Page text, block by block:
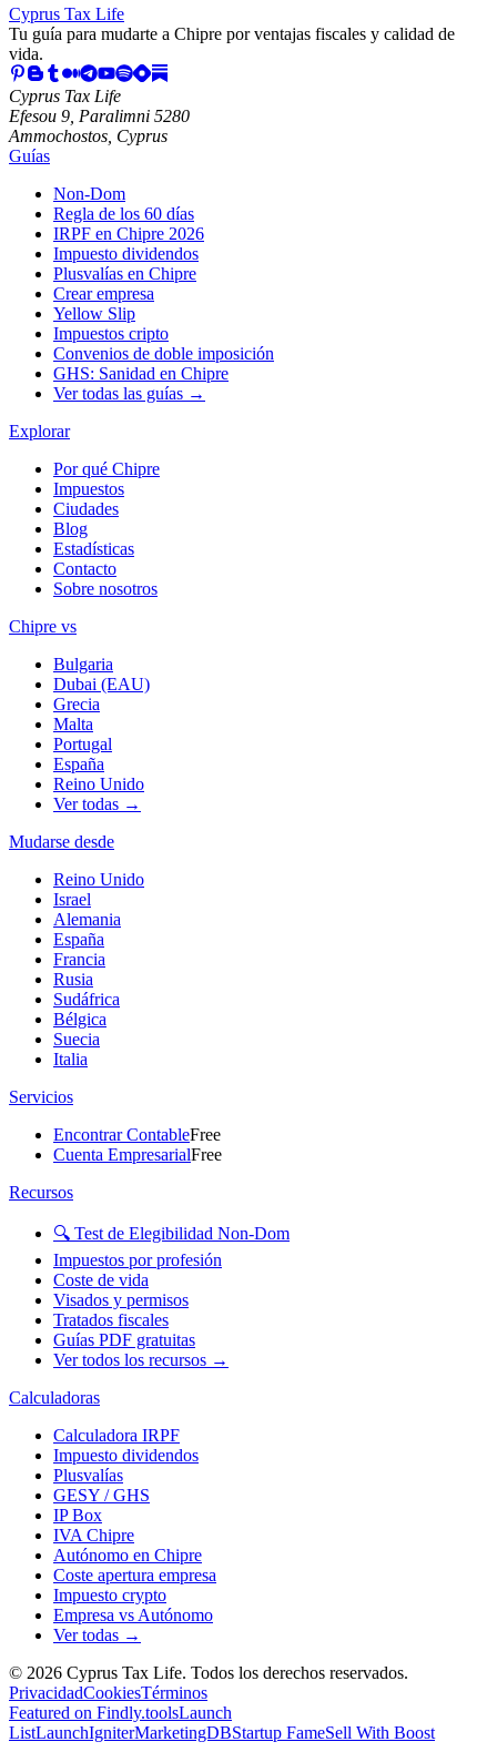
Cyprus Tax Life
Tu guía para mudarte a Chipre por ventajas fiscales y calidad de
vida.
Cyprus Tax Life
Efesou 9, Paralimni 5280
Ammochostos, Cyprus
Guías
Non-Dom
Regla de los 60 días
IRPF en Chipre 2026
Impuesto dividendos
Plusvalías en Chipre
Crear empresa
Yellow Slip
Impuestos cripto
Convenios de doble imposición
GHS: Sanidad en Chipre
Ver todas las guías →
Explorar
Por qué Chipre
Impuestos
Ciudades
Blog
Estadísticas
Contacto
Sobre nosotros
Chipre vs
Bulgaria
Dubai (EAU)
Grecia
Malta
Portugal
España
Reino Unido
Ver todas →
Mudarse desde
Reino Unido
Israel
Alemania
España
Francia
Rusia
Sudáfrica
Bélgica
Suecia
Italia
Servicios
Encontrar ContableFree
Cuenta EmpresarialFree
Recursos
🔍 Test de Elegibilidad Non-Dom
Impuestos por profesión
Coste de vida
Visados y permisos
Tratados fiscales
Guías PDF gratuitas
Ver todos los recursos →
Calculadoras
Calculadora IRPF
Impuesto dividendos
Plusvalías
GESY / GHS
IP Box
IVA Chipre
Autónomo en Chipre
Coste apertura empresa
Impuesto crypto
Empresa vs Autónomo
Ver todas →
© 2026 Cyprus Tax Life. Todos los derechos reservados.
PrivacidadCookiesTérminos
Featured on Findly.toolsLaunch
ListLaunchIgniterMarketingDBStartup FameSell With Boost